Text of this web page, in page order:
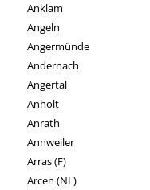
Anklam
Angeln
Angermünde
Andernach
Angertal
Anholt
Anrath
Annweiler
Arras (F)
Arcen (NL)